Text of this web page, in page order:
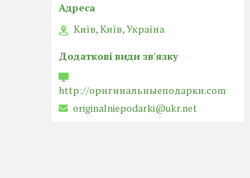
Київ, Київ, Україна
http://оригинальныеподарки.com
originalniepodarki@ukr.net